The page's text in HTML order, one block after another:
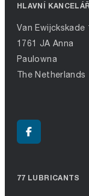
HLAVNÍ KANCELÁŘ
Van Ewijckskade
1761 JA Anna
Paulowna
The Netherlands
77 LUBRICANTS